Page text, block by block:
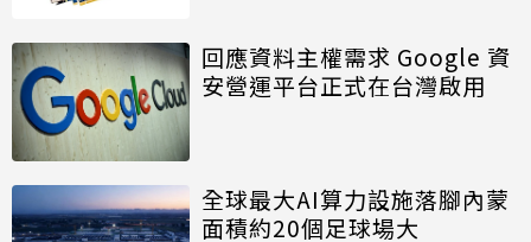
回應資料主權需求 Google 資
安營運平台正式在台灣啟用
全球最大AI算力設施落腳內蒙
面積約20個足球場大